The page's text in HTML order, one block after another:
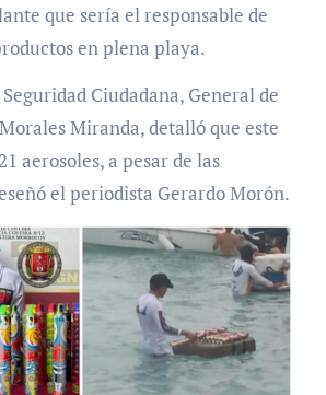
que sería el responsable de
en plena playa.
Ciudadana, General de
Miranda, detalló que este
aerosoles, a pesar de las
el periodista Gerardo Morón.